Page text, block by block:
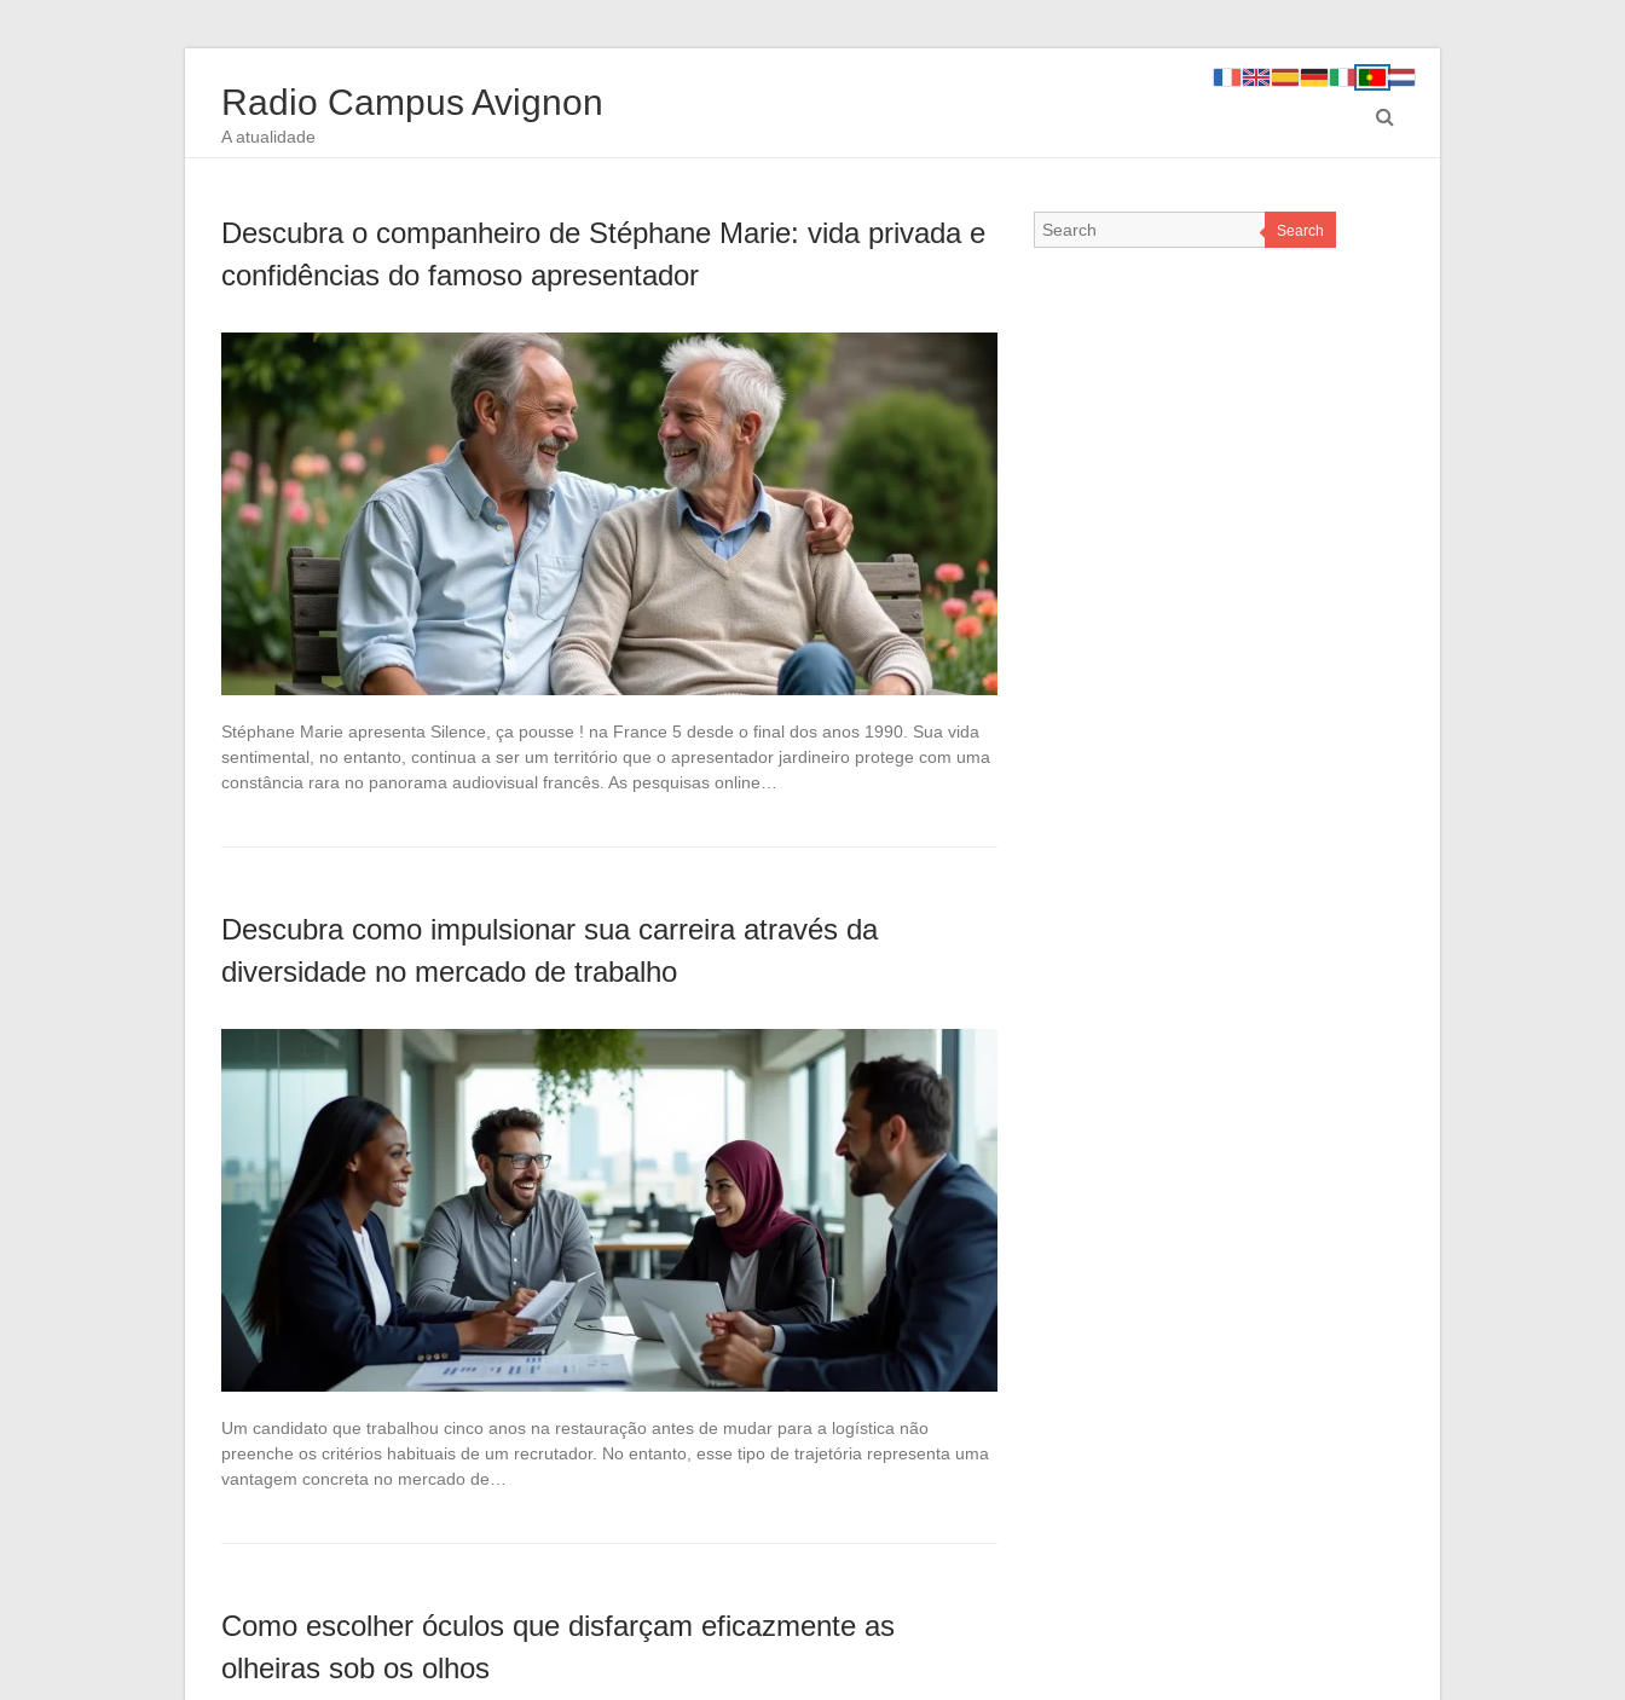
Radio Campus Avignon
A atualidade
Descubra o companheiro de Stéphane Marie: vida privada e
confidências do famoso apresentador
Stéphane Marie apresenta Silence, ça pousse ! na France 5 desde o final dos anos 1990. Sua vida
sentimental, no entanto, continua a ser um território que o apresentador jardineiro protege com uma
constância rara no panorama audiovisual francês. As pesquisas online…
Descubra como impulsionar sua carreira através da
diversidade no mercado de trabalho
Um candidato que trabalhou cinco anos na restauração antes de mudar para a logística não
preenche os critérios habituais de um recrutador. No entanto, esse tipo de trajetória representa uma
vantagem concreta no mercado de…
Como escolher óculos que disfarçam eficazmente as
olheiras sob os olhos
Search